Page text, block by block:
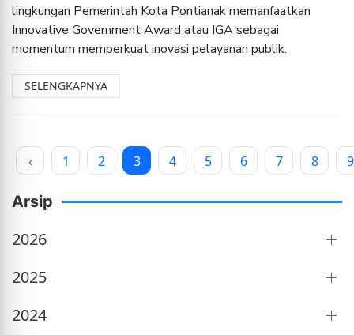
lingkungan Pemerintah Kota Pontianak memanfaatkan
Innovative Government Award atau IGA sebagai
momentum memperkuat inovasi pelayanan publik.
SELENGKAPNYA
‹ 1 2 3 4 5 6 7 8 9
Arsip
2026
2025
2024